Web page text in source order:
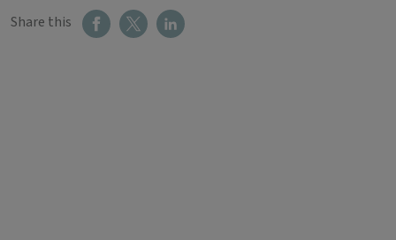
Share this